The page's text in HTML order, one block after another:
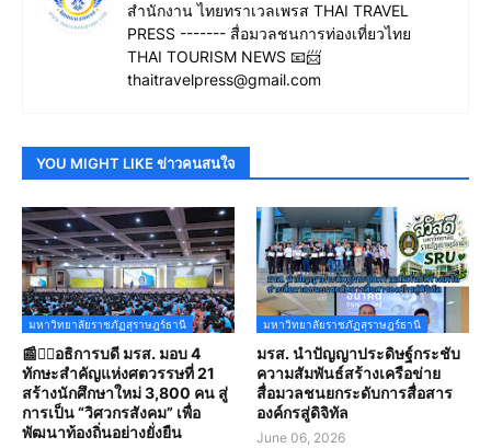
สำนักงาน ไทยทราเวลเพรส THAI TRAVEL
PRESS ------- สื่อมวลชนการท่องเที่ยวไทย
THAI TOURISM NEWS 📧📨
thaitravelpress@gmail.com
YOU MIGHT LIKE ข่าวคนสนใจ
มหาวิทยาลัยราชภัฏสุราษฎร์ธานี
📰✍🏻อธิการบดี มรส. มอบ 4
ทักษะสำคัญแห่งศตวรรษที่ 21
สร้างนักศึกษาใหม่ 3,800 คน สู่
การเป็น “วิศวกรสังคม” เพื่อ
พัฒนาท้องถิ่นอย่างยั่งยืน
มหาวิทยาลัยราชภัฏสุราษฎร์ธานี
มรส. นำปัญญาประดิษฐ์กระชับ
ความสัมพันธ์สร้างเครือข่าย
สื่อมวลชนยกระดับการสื่อสาร
องค์กรสู่ดิจิทัล
June 06, 2026